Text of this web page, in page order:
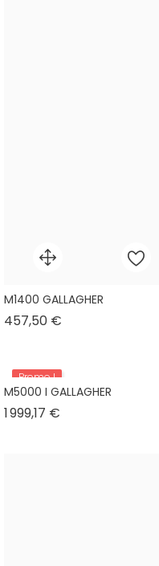
M1400 GALLAGHER
457,50 €
Promo !
M5000 I GALLAGHER
1 999,17 €